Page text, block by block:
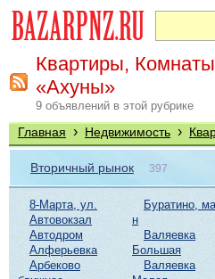
Квартиры,
«Ахуны»
9 объявлений в этой рубрике
Главная › Недвижимость ›
Вторичный рынок 397
8-Марта, ул.
Автовокзал
Автодром
Алферьевка
Арбеково
Буратино,
н
Валяевка
Большая
Валяевка